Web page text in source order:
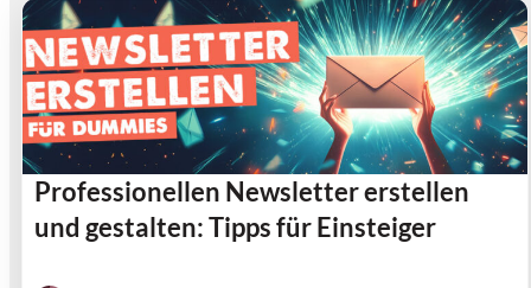
Professionellen Newsletter erstellen
und gestalten: Tipps für Einsteiger